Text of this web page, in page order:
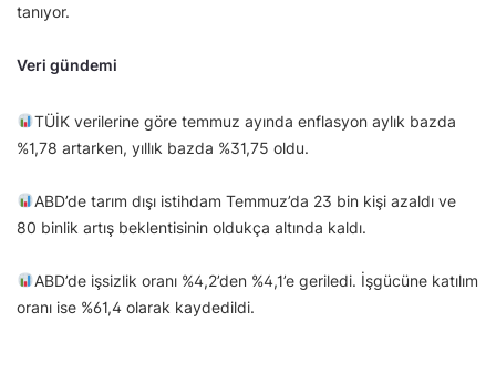
tanıyor.
Veri gündemi
TÜİK verilerine göre temmuz ayında enflasyon aylık bazda
%1,78 artarken, yıllık bazda %31,75 oldu.
ABD’de tarım dışı istihdam Temmuz’da 23 bin kişi azaldı ve
80 binlik artış beklentisinin oldukça altında kaldı.
ABD’de işsizlik oranı %4,2’den %4,1’e geriledi. İşgücüne katılım
oranı ise %61,4 olarak kaydedildi.